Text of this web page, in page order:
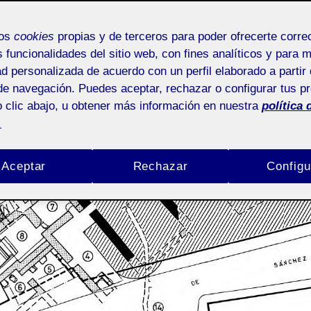
la
entrada
cookies propias y de terceros para poder ofrecerte
funcionalidades del sitio web, con fines analíticos y para
personalizada de acuerdo con un perfil elaborado a partir
navegación. Puedes aceptar, rechazar o configurar tus
clic abajo, u obtener más información en nuestra política
Rechazar
Aceptar